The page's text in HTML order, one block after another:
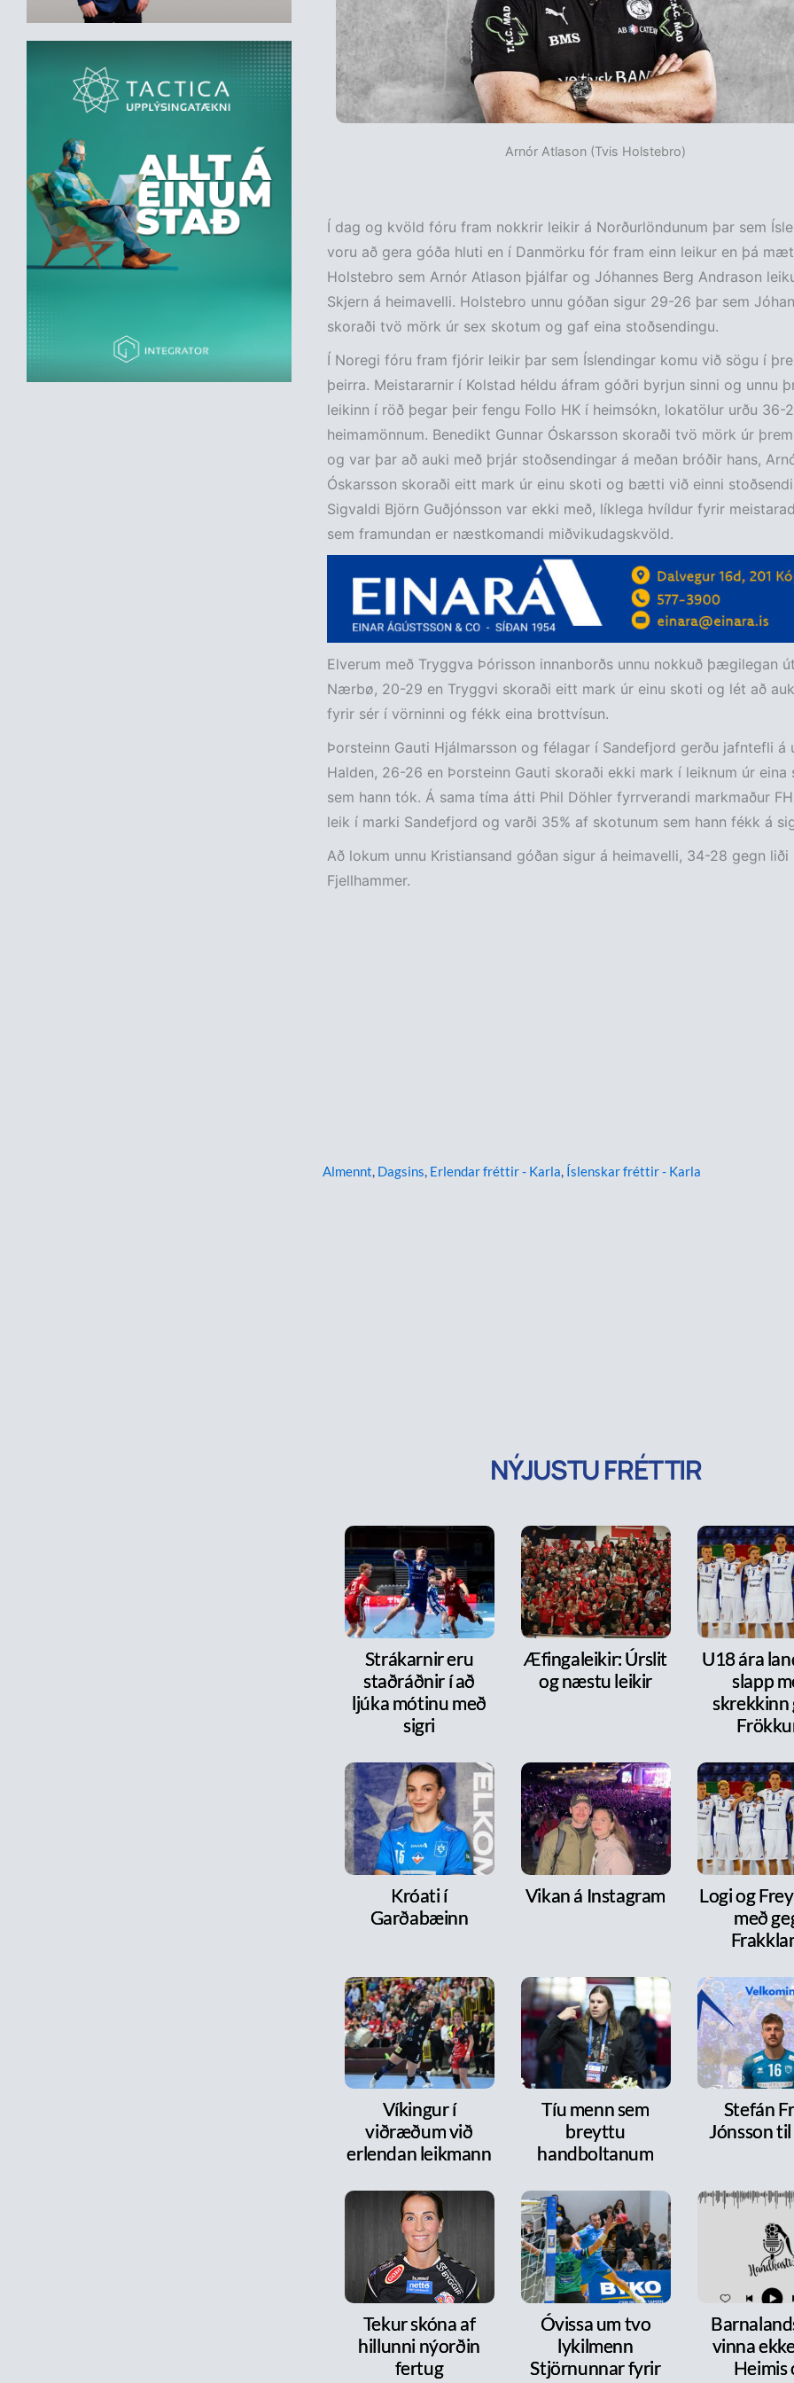
Arnór Atlason (Tvis Holstebro)
Í dag og kvöld fóru fram nokkrir leikir á Norðurlöndunum þar sem
voru að gera góða hluti en í Danmörku fór fram einn leikur en þá
Holstebro sem Arnór Atlason þjálfar og Jóhannes Berg Andrason
Skjern á heimavelli. Holstebro unnu góðan sigur 29-26 þar sem
skoraði tvö mörk úr sex skotum og gaf eina stoðsendingu.
Í Noregi fóru fram fjórir leikir þar sem Íslendingar komu við sögu í
þeirra. Meistararnir í Kolstad héldu áfram góðri byrjun sinni og unnu
leikinn í röð þegar þeir fengu Follo HK í heimsókn, lokatölur urðu 36-
heimamönnum. Benedikt Gunnar Óskarsson skoraði tvö mörk úr
og var þar að auki með þrjár stoðsendingar á meðan bróðir hans,
Óskarsson skoraði eitt mark úr einu skoti og bætti við einni
Sigvaldi Björn Guðjónsson var ekki með, líklega hvíldur fyrir
sem framundan er næstkomandi miðvikudagskvöld.
Elverum með Tryggva Þórisson innanborðs unnu nokkuð þægilegan
Nærbø, 20-29 en Tryggvi skoraði eitt mark úr einu skoti og lét að
fyrir sér í vörninni og fékk eina brottvísun.
Þorsteinn Gauti Hjálmarsson og félagar í Sandefjord gerðu jafntefli á
Halden, 26-26 en Þorsteinn Gauti skoraði ekki mark í leiknum úr eina
sem hann tók. Á sama tíma átti Phil Döhler fyrrverandi markmaður
leik í marki Sandefjord og varði 35% af skotunum sem hann fékk á
Að lokum unnu Kristiansand góðan sigur á heimavelli, 34-28 gegn liði
Fjellhammer.
Almennt, Dagsins, Erlendar fréttir - Karla, Íslenskar fréttir - Karla
NÝJUSTU FRÉTTIR
Strákarnir eru
staðráðnir í að
ljúka mótinu með
sigri
Æfingaleikir: Úrslit
og næstu leikir
U18 ára
slapp
skrekkinn
Króati í
Garðabæinn
Vikan á Instagram
Logi og
með
Víkingur í
viðræðum við
erlendan leikmann
Tíu menn sem
breyttu
handboltanum
Stefán
Jónsson
Tekur skóna af
hillunni nýorðin
fertug
Óvissa um tvo
lykilmenn
Stjörnunnar fyrir
vinna
Heimis